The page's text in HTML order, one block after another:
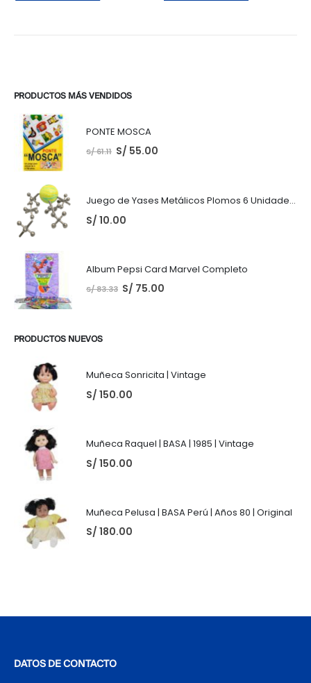
PRODUCTOS MÁS VENDIDOS
PONTE MOSCA
S/61.11 S/ 55.00
Juego de Yases Metálicos Plomos 6 Unidades + Pelota de Goma (En Bolsita Lista para Regalar)
S/ 10.00
Album Pepsi Card Marvel Completo
S/83.33 S/ 75.00
PRODUCTOS NUEVOS
Muñeca Sonricita | Vintage
S/ 150.00
Muñeca Raquel | BASA | 1985 | Vintage
S/ 150.00
Muñeca Pelusa | BASA Perú | Años 80 | Original
S/ 180.00
DATOS DE CONTACTO